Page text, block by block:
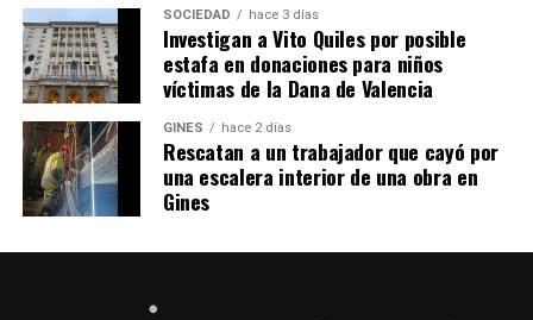
SOCIEDAD hace 3 días
Investigan a Vito Quiles por posible
estafa en donaciones para niños
víctimas de la Dana de Valencia
GINES hace 2 días
Rescatan a un trabajador que cayó por
una escalera interior de una obra en
Gines